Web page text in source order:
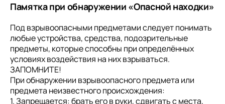
Памятка при обнаружении «Опасной находки»
Под взрывоопасными предметами следует понимать
любые устройства, средства, подозрительные
предметы, которые способны при определённых
условиях воздействия на них взрываться.
ЗАПОМНИТЕ!
При обнаружении взрывоопасного предмета или
предмета неизвестного происхождения:
1. Запрещается: брать его в руки, сдвигать с места,